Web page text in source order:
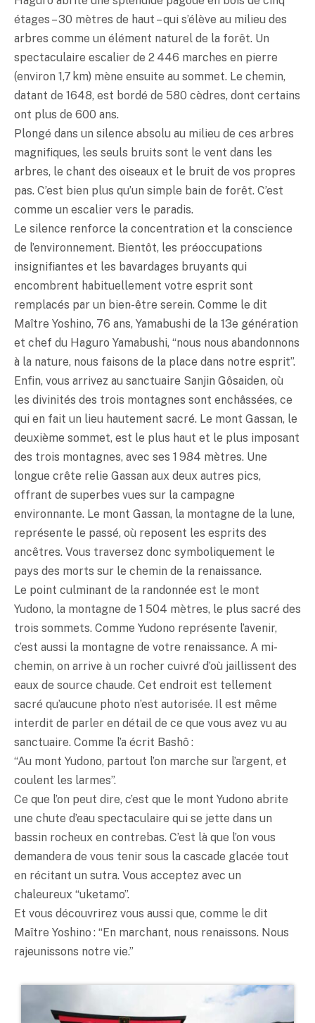
étages – 30 mètres de haut – qui s’élève au milieu des
arbres comme un élément naturel de la forêt. Un
spectaculaire escalier de 2 446 marches en pierre
(environ 1,7 km) mène ensuite au sommet. Le chemin,
datant de 1648, est bordé de 580 cèdres, dont certains
ont plus de 600 ans.
Plongé dans un silence absolu au milieu de ces arbres
magnifiques, les seuls bruits sont le vent dans les
arbres, le chant des oiseaux et le bruit de vos propres
pas. C’est bien plus qu’un simple bain de forêt. C’est
comme un escalier vers le paradis.
Le silence renforce la concentration et la conscience
de l’environnement. Bientôt, les préoccupations
insignifiantes et les bavardages bruyants qui
encombrent habituellement votre esprit sont
remplacés par un bien-être serein. Comme le dit
Maître Yoshino, 76 ans, Yamabushi de la 13e génération
et chef du Haguro Yamabushi, “nous nous abandonnons
à la nature, nous faisons de la place dans notre esprit”.
Enfin, vous arrivez au sanctuaire Sanjin Gôsaiden, où
les divinités des trois montagnes sont enchâssées, ce
qui en fait un lieu hautement sacré. Le mont Gassan, le
deuxième sommet, est le plus haut et le plus imposant
des trois montagnes, avec ses 1 984 mètres. Une
longue crête relie Gassan aux deux autres pics,
offrant de superbes vues sur la campagne
environnante. Le mont Gassan, la montagne de la lune,
représente le passé, où reposent les esprits des
ancêtres. Vous traversez donc symboliquement le
pays des morts sur le chemin de la renaissance.
Le point culminant de la randonnée est le mont
Yudono, la montagne de 1 504 mètres, le plus sacré des
trois sommets. Comme Yudono représente l’avenir,
c’est aussi la montagne de votre renaissance. A mi-
chemin, on arrive à un rocher cuivré d’où jaillissent des
eaux de source chaude. Cet endroit est tellement
sacré qu’aucune photo n’est autorisée. Il est même
interdit de parler en détail de ce que vous avez vu au
sanctuaire. Comme l’a écrit Bashô :
“Au mont Yudono, partout l’on marche sur l’argent, et
coulent les larmes”.
Ce que l’on peut dire, c’est que le mont Yudono abrite
une chute d’eau spectaculaire qui se jette dans un
bassin rocheux en contrebas. C’est là que l’on vous
demandera de vous tenir sous la cascade glacée tout
en récitant un sutra. Vous acceptez avec un
chaleureux “uketamo”.
Et vous découvrirez vous aussi que, comme le dit
Maître Yoshino : “En marchant, nous renaissons. Nous
rajeunissons notre vie.”